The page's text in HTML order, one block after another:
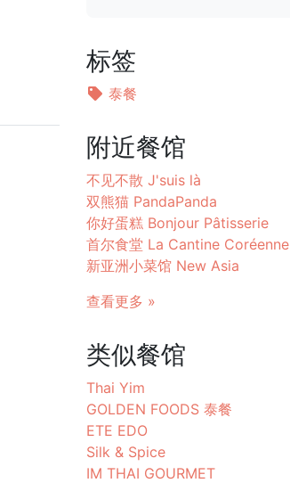
标签
泰餐
附近餐馆
不见不散 J'suis là
双熊猫 PandaPanda
你好蛋糕 Bonjour Pâtisserie
首尔食堂 La Cantine Coréenne
新亚洲小菜馆 New Asia
查看更多 »
类似餐馆
Thai Yim
GOLDEN FOODS 泰餐
ETE EDO
Silk & Spice
IM THAI GOURMET